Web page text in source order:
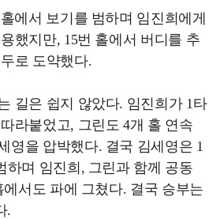
에서 보기를 범하며 임진희에게
했지만, 15번 홀에서 버디를 추
로 도약했다.
길은 쉽지 않았다. 임진희가 1타
라붙었고, 그린도 4개 홀 연속
영을 압박했다. 결국 김세영은 1
하며 임진희, 그린과 함께 공동
에서도 파에 그쳤다. 결국 승부는
.